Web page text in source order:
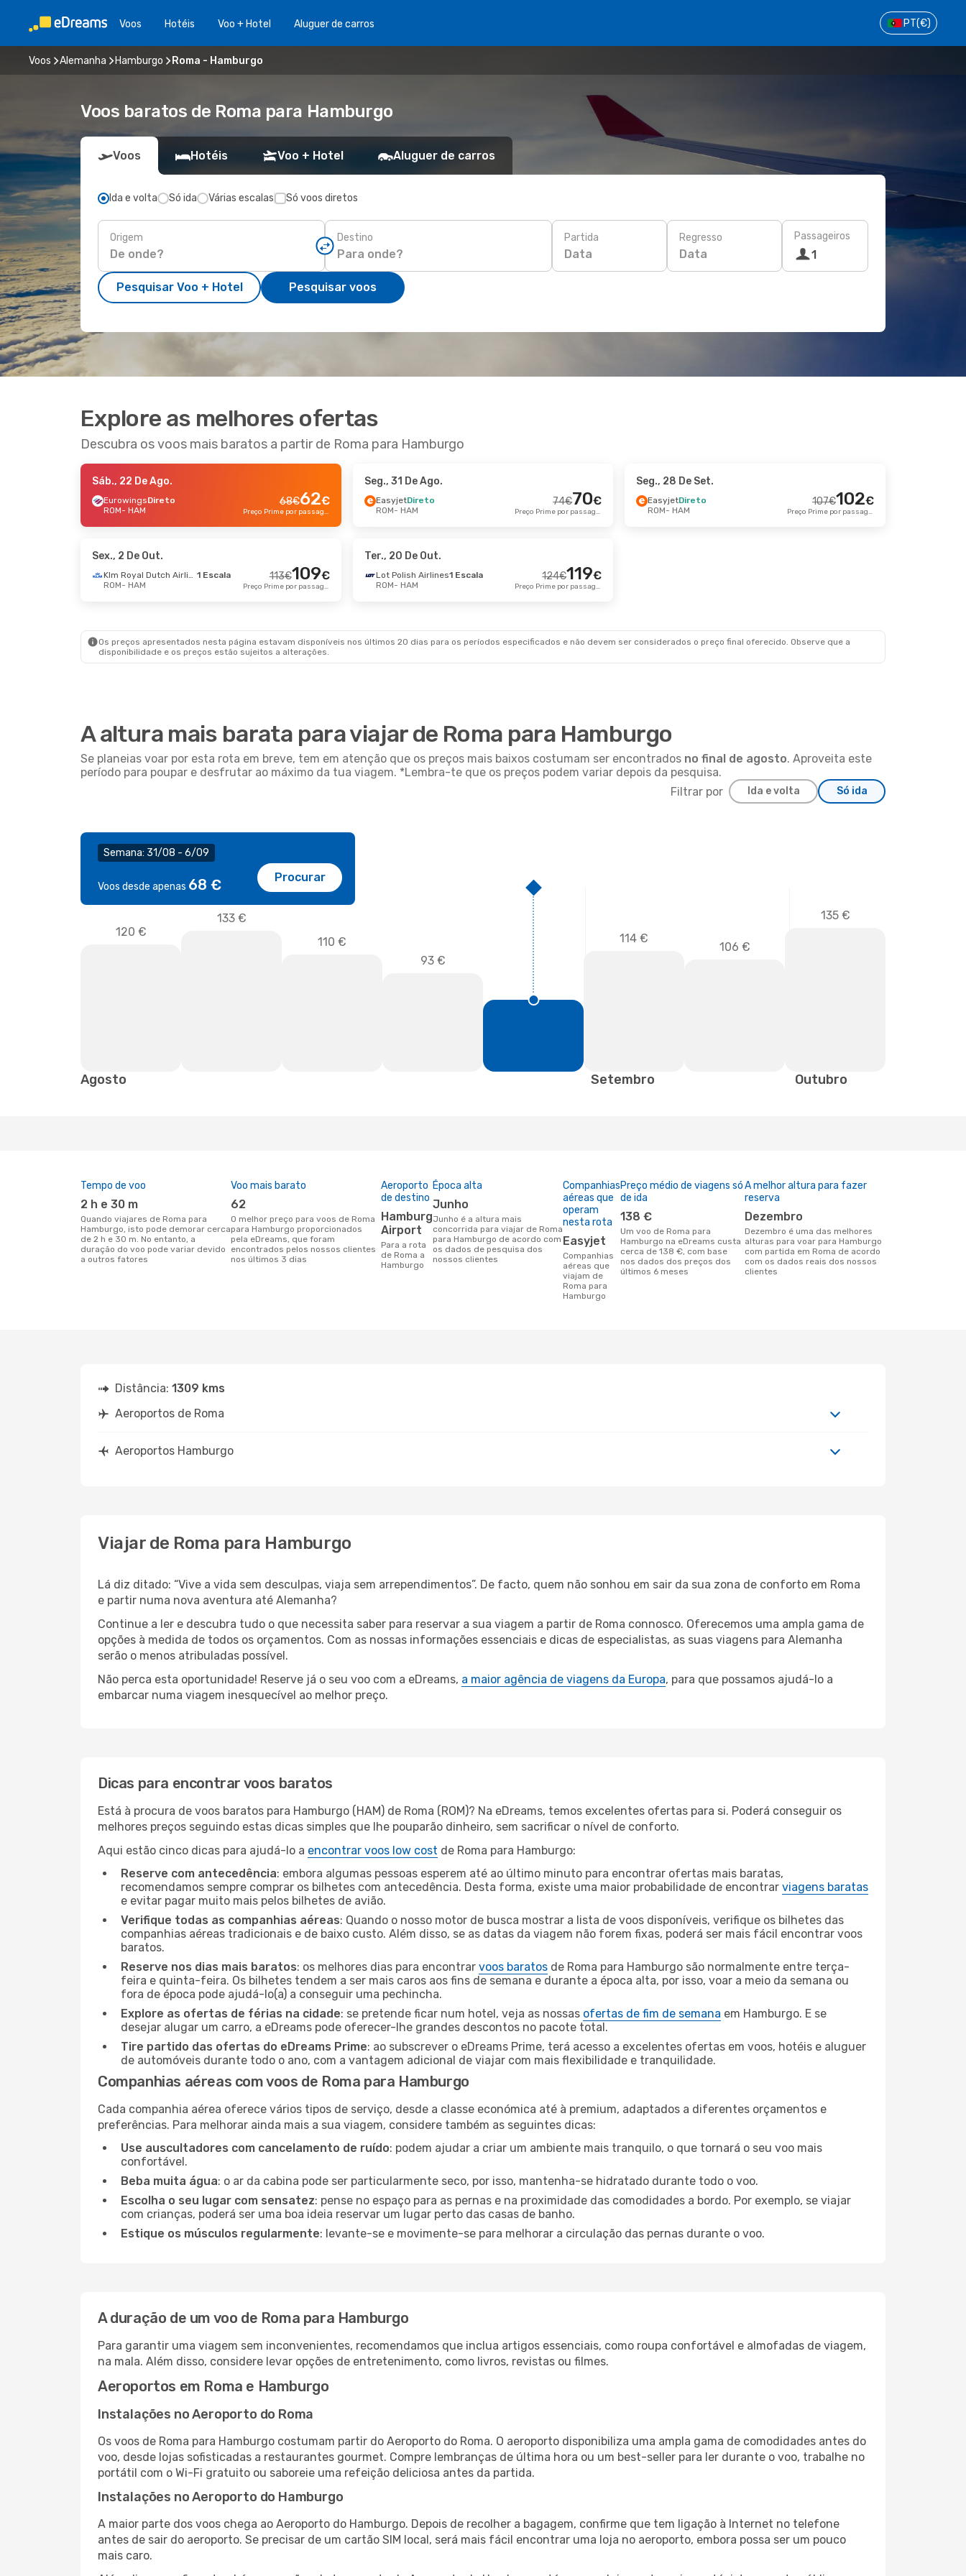
Voos Hotéis Voo + Hotel Aluguer de carros PT(€)
Voos Alemanha Hamburgo Roma - Hamburgo
Voos baratos de Roma para Hamburgo
Voos Hotéis Voo + Hotel Aluguer de carros
Ida e volta Só ida Várias escalas Só voos diretos
Origem Destino Partida
Data
Regresso
Data
Passageiros
1
Pesquisar Voo + Hotel Pesquisar voos
Explore as melhores ofertas
Descubra os voos mais baratos a partir de Roma para Hamburgo
Sáb., 22 De Ago.
EurowingsDireto
ROM- HAM
68€62€
Preço Prime por passageiro
Seg., 31 De Ago.
EasyjetDireto
ROM- HAM
74€70€
Preço Prime por passageiro
Seg., 28 De Set.
EasyjetDireto
ROM- HAM
107€102€
Preço Prime por passageiro
Sex., 2 De Out.
Klm Royal Dutch Airlines 1 Escala
ROM- HAM
113€109€
Preço Prime por passageiro
Ter., 20 De Out.
Lot Polish Airlines1 Escala
ROM- HAM
124€119€
Preço Prime por passageiro
Os preços apresentados nesta página estavam disponíveis nos últimos 20 dias para os períodos especificados e não devem ser considerados o preço final oferecido. Observe que a
disponibilidade e os preços estão sujeitos a alterações.
A altura mais barata para viajar de Roma para Hamburgo
Se planeias voar por esta rota em breve, tem em atenção que os preços mais baixos costumam ser encontrados no final de agosto. Aproveita este
período para poupar e desfrutar ao máximo da tua viagem. *Lembra-te que os preços podem variar depois da pesquisa.
Filtrar por
Ida e volta Só ida
Semana: 31/08 - 6/09
Voos desde apenas 68 € Procurar
120 €
133 €
110 €
93 €
114 €
106 €
135 €
Agosto Setembro Outubro
Tempo de voo
2 h e 30 m
Quando viajares de Roma para
Hamburgo, isto pode demorar cerca
de 2 h e 30 m. No entanto, a
duração do voo pode variar devido
a outros fatores
Voo mais barato
62
O melhor preço para voos de Roma
para Hamburgo proporcionados
pela eDreams, que foram
encontrados pelos nossos clientes
nos últimos 3 dias
Aeroporto
de destino
Hamburg
Airport
Para a rota
de Roma a
Hamburgo
Época alta
junho
junho é a altura mais
concorrida para viajar de Roma
para Hamburgo de acordo com
os dados de pesquisa dos
nossos clientes
Companhias
aéreas que
operam
nesta rota
Easyjet
Companhias
aéreas que
viajam de
Roma para
Hamburgo
Preço médio de viagens só
de ida
138 €
Um voo de Roma para
Hamburgo na eDreams custa
cerca de 138 €, com base
nos dados dos preços dos
últimos 6 meses
A melhor altura para fazer
reserva
dezembro
dezembro é uma das melhores
alturas para voar para Hamburgo
com partida em Roma de acordo
com os dados reais dos nossos
clientes
Distância: 1309 kms
Aeroportos de Roma
Aeroportos Hamburgo
Viajar de Roma para Hamburgo
Lá diz ditado: “Vive a vida sem desculpas, viaja sem arrependimentos”. De facto, quem não sonhou em sair da sua zona de conforto em Roma
e partir numa nova aventura até Alemanha?
Continue a ler e descubra tudo o que necessita saber para reservar a sua viagem a partir de Roma connosco. Oferecemos uma ampla gama de
opções à medida de todos os orçamentos. Com as nossas informações essenciais e dicas de especialistas, as suas viagens para Alemanha
serão o menos atribuladas possível.
Não perca esta oportunidade! Reserve já o seu voo com a eDreams, a maior agência de viagens da Europa, para que possamos ajudá-lo a
embarcar numa viagem inesquecível ao melhor preço.
Dicas para encontrar voos baratos
Está à procura de voos baratos para Hamburgo (HAM) de Roma (ROM)? Na eDreams, temos excelentes ofertas para si. Poderá conseguir os
melhores preços seguindo estas dicas simples que lhe pouparão dinheiro, sem sacrificar o nível de conforto.
Aqui estão cinco dicas para ajudá-lo a encontrar voos low cost de Roma para Hamburgo:
Reserve com antecedência: embora algumas pessoas esperem até ao último minuto para encontrar ofertas mais baratas,
recomendamos sempre comprar os bilhetes com antecedência. Desta forma, existe uma maior probabilidade de encontrar viagens baratas
e evitar pagar muito mais pelos bilhetes de avião.
Verifique todas as companhias aéreas: Quando o nosso motor de busca mostrar a lista de voos disponíveis, verifique os bilhetes das
companhias aéreas tradicionais e de baixo custo. Além disso, se as datas da viagem não forem fixas, poderá ser mais fácil encontrar voos
baratos.
Reserve nos dias mais baratos: os melhores dias para encontrar voos baratos de Roma para Hamburgo são normalmente entre terça-
feira e quinta-feira. Os bilhetes tendem a ser mais caros aos fins de semana e durante a época alta, por isso, voar a meio da semana ou
fora de época pode ajudá-lo(a) a conseguir uma pechincha.
Explore as ofertas de férias na cidade: se pretende ficar num hotel, veja as nossas ofertas de fim de semana em Hamburgo. E se
desejar alugar um carro, a eDreams pode oferecer-lhe grandes descontos no pacote total.
Tire partido das ofertas do eDreams Prime: ao subscrever o eDreams Prime, terá acesso a excelentes ofertas em voos, hotéis e aluguer
de automóveis durante todo o ano, com a vantagem adicional de viajar com mais flexibilidade e tranquilidade.
Companhias aéreas com voos de Roma para Hamburgo
Cada companhia aérea oferece vários tipos de serviço, desde a classe económica até à premium, adaptados a diferentes orçamentos e
preferências. Para melhorar ainda mais a sua viagem, considere também as seguintes dicas:
Use auscultadores com cancelamento de ruído: podem ajudar a criar um ambiente mais tranquilo, o que tornará o seu voo mais
confortável.
Beba muita água: o ar da cabina pode ser particularmente seco, por isso, mantenha-se hidratado durante todo o voo.
Escolha o seu lugar com sensatez: pense no espaço para as pernas e na proximidade das comodidades a bordo. Por exemplo, se viajar
com crianças, poderá ser uma boa ideia reservar um lugar perto das casas de banho.
Estique os músculos regularmente: levante-se e movimente-se para melhorar a circulação das pernas durante o voo.
A duração de um voo de Roma para Hamburgo
Para garantir uma viagem sem inconvenientes, recomendamos que inclua artigos essenciais, como roupa confortável e almofadas de viagem,
na mala. Além disso, considere levar opções de entretenimento, como livros, revistas ou filmes.
Aeroportos em Roma e Hamburgo
Instalações no Aeroporto do Roma
Os voos de Roma para Hamburgo costumam partir do Aeroporto do Roma. O aeroporto disponibiliza uma ampla gama de comodidades antes do
voo, desde lojas sofisticadas a restaurantes gourmet. Compre lembranças de última hora ou um best-seller para ler durante o voo, trabalhe no
portátil com o Wi-Fi gratuito ou saboreie uma refeição deliciosa antes da partida.
Instalações no Aeroporto do Hamburgo
A maior parte dos voos chega ao Aeroporto do Hamburgo. Depois de recolher a bagagem, confirme que tem ligação à Internet no telefone
antes de sair do aeroporto. Se precisar de um cartão SIM local, será mais fácil encontrar uma loja no aeroporto, embora possa ser um pouco
mais caro.